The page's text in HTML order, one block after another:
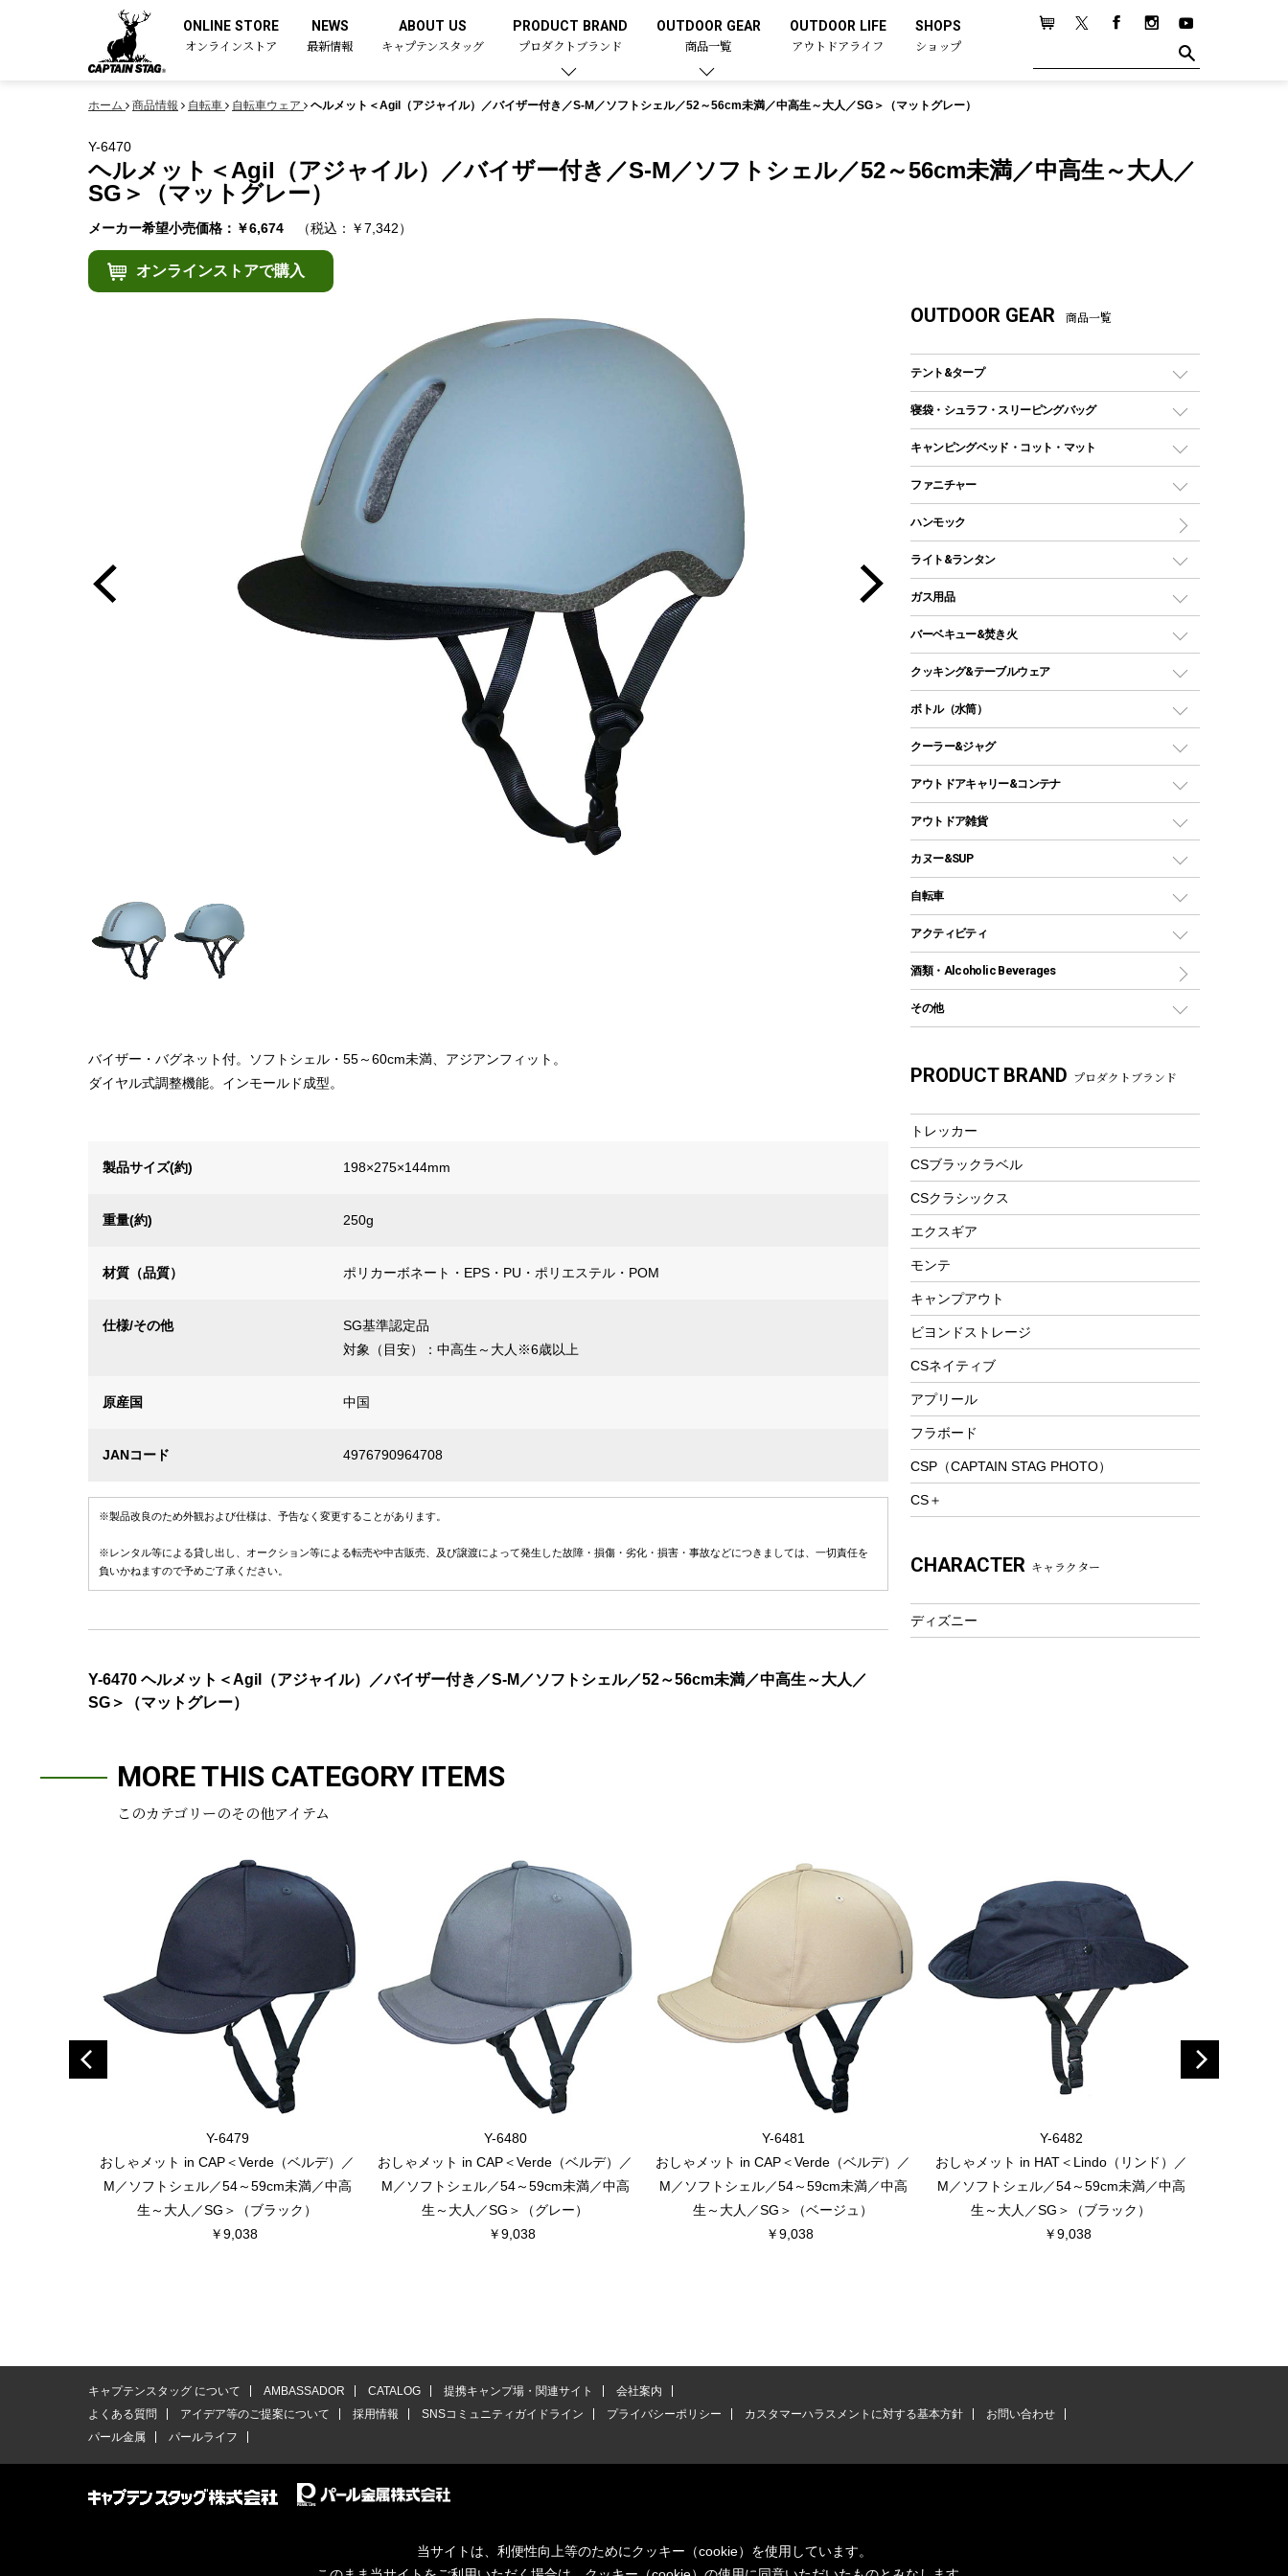
ONLINE STORE
オンラインストア
NEWS
最新情報
ABOUT US
キャプテンスタッグ
PRODUCT BRAND
プロダクトブランド
OUTDOOR GEAR
商品一覧
OUTDOOR LIFE
アウトドアライフ
SHOPS
ショップ
ホーム 商品情報 自転車 自転車ウェア ヘルメット＜Agil（アジャイル）／バイザー付き／S-M／ソフトシェル／52～56cm未満／中高生～大人／SG＞（マットグレー）
Y-6470
ヘルメット＜Agil（アジャイル）／バイザー付き／S-M／ソフトシェル／52～56cm未満／中高生～大人／
SG＞（マットグレー）
メーカー希望小売価格：￥6,674 （税込：￥7,342）
オンラインストアで購入
バイザー・バグネット付。ソフトシェル・55～60cm未満、アジアンフィット。
ダイヤル式調整機能。インモールド成型。
製品サイズ(約) 198×275×144mm
重量(約) 250g
材質（品質） ポリカーボネート・EPS・PU・ポリエステル・POM
仕様/その他
SG基準認定品
対象（目安）：中高生～大人※6歳以上
原産国 中国
JANコード 4976790964708
※製品改良のため外観および仕様は、予告なく変更することがあります。
※レンタル等による貸し出し、オークション等による転売や中古販売、及び譲渡によって発生した故障・損傷・劣化・損害・事故などにつきましては、一切責任を
負いかねますので予めご了承ください。
Y-6470 ヘルメット＜Agil（アジャイル）／バイザー付き／S-M／ソフトシェル／52～56cm未満／中高生～大人／
SG＞（マットグレー）
OUTDOOR GEAR 商品一覧
テント&タープ
テント
ツールームテント
ワンポールテント
シェルターテント
ロッジ型・オリジナルテント
タープ
スクエアタープ（レクタタープ）
メッシュタープ
自立式タープ
パラソル
テントアクセサリー
ペグ
グランドシート
ガイドロープ
ツール
寝袋・シュラフ・スリーピングバッグ
レクタングラー型（封筒型）シュラフ
インナーシュラフ
キャンピングベッド・コット・マット
キャンピングベッド・コット
インフレータブルマット
ファニチャー
アウトドアテーブル
レジャーシート
ハンモック
ライト&ランタン
LEDランタン
ガスランタン
オイルランタン
LEDライト
ヘッドライト
キャンドル
ガス用品
ガスバーナー
ガス缶
ガストーチ、ライター
バーベキュー&焚き火
バーベキューコンロ、グリル
焚き火台タイプ（ロースタイル）グリル
卓上タイプグリル
パーティータイプグリル
鉄板、アミ
焚き火台&ストーブ
火起こし
バーベキューツール
燃料・着火剤・炭
クッキング&テーブルウェア
ダッチオーブン
ホットサンドメーカー
クッカーセット
シェラカップ
クッキングツール
ナイフ
カトラリー
マグカップ、カップ
フードボトル
コーヒー&ミル
トレー
ランチョンマット
ランチボックス
ピクニックセット
ボトル（水筒）
ステンレスボトル
コップ付きタイプ
ワンタッチタイプ
プラスチックボトル
ディズニーボトル
クーラー&ジャグ
クーラーボックス
クーラーバッグ
ウォータージャグ
保冷剤
アウトドアキャリー&コンテナ
アウトドアキャリー
アウトドア雑貨
バックパック&バッグ
リュック、バックパック
トートバッグ、サコッシュ
ショッピングキャリー
その他アウトドア雑貨
レイン
ツール、他
カヌー&SUP
インフレータブル
カヤック
パドル
ヘルメット
アクセサリー
自転車
折りたたみ自転車
スポーツサイクル
シティサイクル
自転車用アクセサリー
自転車ウェア
アクティビティ
マリン
ラッシュガード
テント
フローティングベスト
ヘルメット
エアーポンプ
ウィンター
防寒ウェア
ツール&アクセサリー
トレッキング
トレッキングステッキ
トレッキングアクセサリー
プレイグッズ
ウェルネス
フィットネス
アクセサリー
酒類・Alcoholic Beverages
その他
湯たんぽ
PRODUCT BRAND プロダクトブランド
トレッカー
CSブラックラベル
CSクラシックス
エクスギア
モンテ
キャンプアウト
ビヨンドストレージ
CSネイティブ
アプリール
フラボード
CSP（CAPTAIN STAG PHOTO）
CS＋
CHARACTER キャラクター
ディズニー
MORE THIS CATEGORY ITEMS
このカテゴリーのその他アイテム
Y-6479
おしゃメット in CAP＜Verde（ベルデ）／
M／ソフトシェル／54～59cm未満／中高
生～大人／SG＞（ブラック）
￥9,038
Y-6480
おしゃメット in CAP＜Verde（ベルデ）／
M／ソフトシェル／54～59cm未満／中高
生～大人／SG＞（グレー）
￥9,038
Y-6481
おしゃメット in CAP＜Verde（ベルデ）／
M／ソフトシェル／54～59cm未満／中高
生～大人／SG＞（ベージュ）
￥9,038
Y-6482
おしゃメット in HAT＜Lindo（リンド）／
M／ソフトシェル／54～59cm未満／中高
生～大人／SG＞（ブラック）
￥9,038
キャプテンスタッグ について AMBASSADOR CATALOG 提携キャンプ場・関連サイト
会社案内
よくある質問
アイデア等のご提案について 採用情報 SNSコミュニティガイドライン プライバシーポリシー カスタマーハラスメントに対する基本方針
お問い合わせ
パール金属
パールライフ
当サイトは、利便性向上等のためにクッキー（cookie）を使用しています。